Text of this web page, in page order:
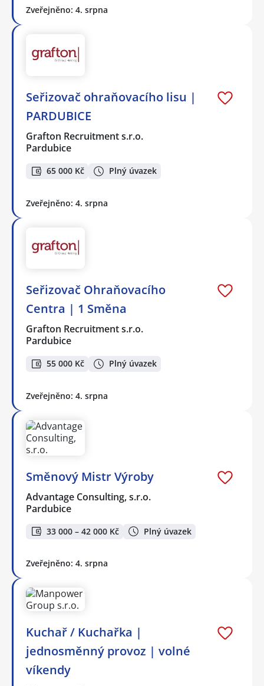
Zveřejněno: 4. srpna
Seřizovač ohraňovacího lisu |
PARDUBICE
Grafton Recruitment s.r.o.
Pardubice
65 000 Kč Plný úvazek
Zveřejněno: 4. srpna
Seřizovač Ohraňovacího
Centra | 1 Směna
Grafton Recruitment s.r.o.
Pardubice
55 000 Kč Plný úvazek
Zveřejněno: 4. srpna
Směnový Mistr Výroby
Advantage Consulting, s.r.o.
Pardubice
33 000 – 42 000 Kč Plný úvazek
Zveřejněno: 4. srpna
Kuchař / Kuchařka |
jednosměnný provoz | volné
víkendy